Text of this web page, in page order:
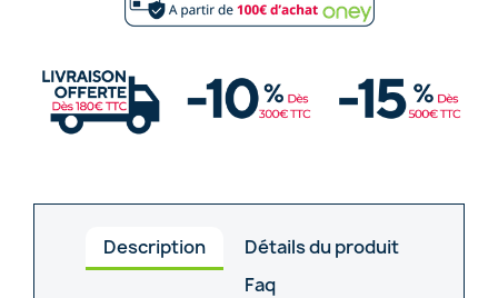
Description
Détails du produit
Faq